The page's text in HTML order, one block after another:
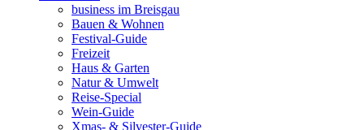
business im Breisgau
Bauen & Wohnen
Festival-Guide
Freizeit
Haus & Garten
Natur & Umwelt
Reise-Special
Wein-Guide
Xmas- & Silvester-Guide